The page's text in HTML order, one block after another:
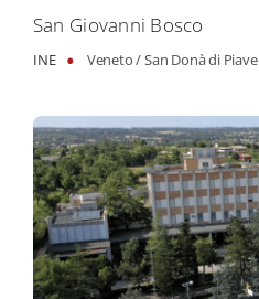
San Giovanni Bosco
INE • Veneto /San Donà di Piave